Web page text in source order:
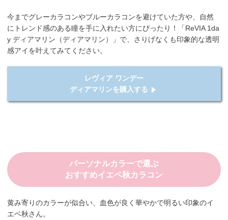
今までグレーカラコンやブルーカラコンを避けていた方や、自然
にトレンド感のある瞳を手に入れたい方にぴったり！「ReVIA 1da
y ディアマリン（ディアマリン）」で、さりげなくも印象的な透明
感アイを叶えてみてください。
レヴィア ワンデー
ディアマリンを購入する
パーソナルカラーで選ぶ
おすすめイエベ秋カラコン
黄み寄りのカラーが似合い、血色が良く華やかで明るい印象のイ
エベ秋さん。